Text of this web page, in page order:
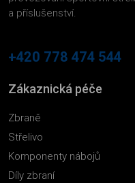
a příslušenství.
+420 778 474 544
Zákaznická péče
Zbraně
Střelivo
Komponenty nábojů
Díly zbraní